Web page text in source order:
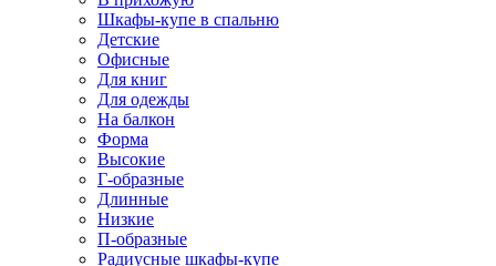
Шкафы-купе в спальню
Детские
Офисные
Для книг
Для одежды
На балкон
Форма
Высокие
Г-образные
Длинные
Низкие
П-образные
Радиусные шкафы-купе